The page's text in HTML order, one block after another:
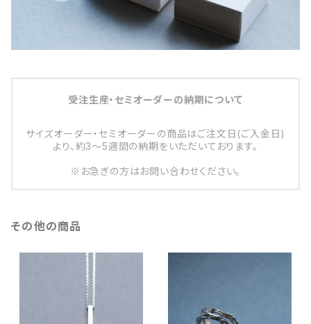
受注生産・セミオーダーの納期について
サイズオーダー・セミオーダーの商品はご注文日(ご入金日)
より、約3～5週間の納期をいただいております。
※お急ぎの方はお問い合わせください。
その他の商品